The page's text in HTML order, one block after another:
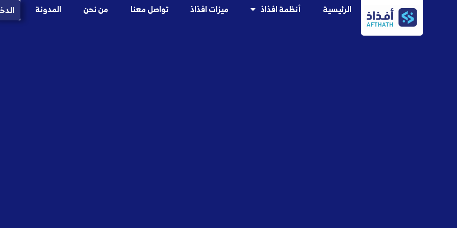
الرئيسية أنظمة افذاذ ميزات افذاذ تواصل معنا من نحن المدونة